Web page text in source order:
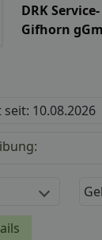
DRK
Gifhorn
10.08.2026